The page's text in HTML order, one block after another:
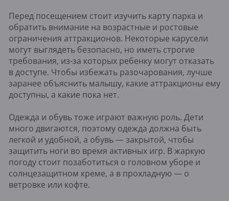
Перед посещением стоит изучить карту парка и
обратить внимание на возрастные и ростовые
ограничения аттракционов. Некоторые карусели
могут выглядеть безопасно, но иметь строгие
требования, из-за которых ребенку могут отказать
в доступе. Чтобы избежать разочарования, лучше
заранее объяснить малышу, какие аттракционы ему
доступны, а какие пока нет.
Одежда и обувь тоже играют важную роль. Дети
много двигаются, поэтому одежда должна быть
легкой и удобной, а обувь — закрытой, чтобы
защитить ноги во время активных игр. В жаркую
погоду стоит позаботиться о головном уборе и
солнцезащитном креме, а в прохладную — о
ветровке или кофте.